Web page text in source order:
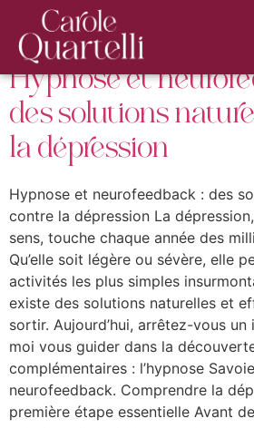
Catégorie :
Hypnose et
des solutions
la dépression
Hypnose et neurofeedback : des
contre la dépression La
sens, touche chaque année des
Qu’elle soit légère ou sévère, elle
activités les plus simples
existe des solutions naturelles et
sortir. Aujourd’hui, arrêtez-vous
moi vous guider dans la
complémentaires : l’hypnose
neurofeedback. Comprendre la
première étape essentielle Avant